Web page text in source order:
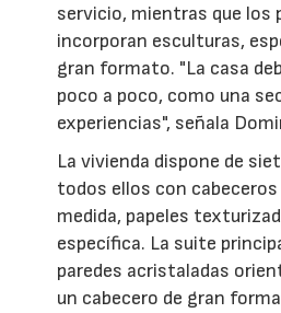
servicio, mientras que los
incorporan esculturas,
gran formato. "La casa
poco a poco, como una
experiencias", señala
La vivienda dispone de
todos ellos con cabeceros
medida, papeles
específica. La suite
paredes acristaladas
un cabecero de gran